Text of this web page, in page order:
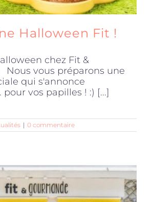
Halloween Fit !
chez Fit &
vous préparons une
qui s'annonce
vos papilles ! :) [...]
| 0 commentaire